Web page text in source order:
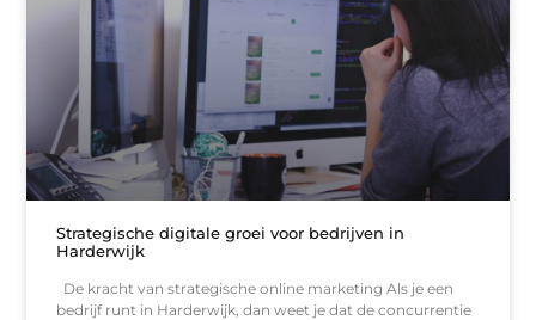
Strategische digitale groei voor bedrijven in
Harderwijk
De kracht van strategische online marketing Als je een
bedrijf runt in Harderwijk, dan weet je dat de concurrentie